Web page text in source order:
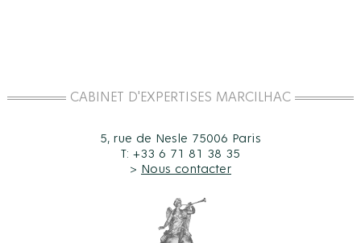
CABINET D'EXPERTISES MARCILHAC
5, rue de Nesle 75006 Paris
T: +33 6 71 81 38 35
> Nous contacter